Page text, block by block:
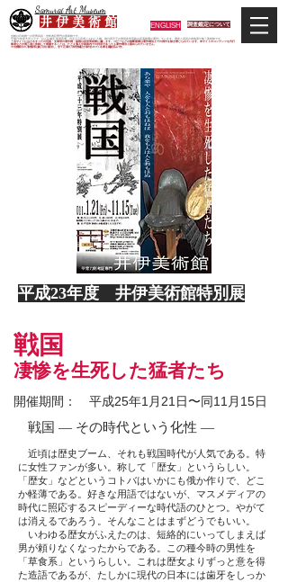
Samurai Art Museum
井 伊 美 術 館 ENGLISH 調査鑑定について
当館は日本唯一の甲冑武具・史料考証専門の美術館です。
平成29年度大河ドラマ「おんな城主 井伊直虎」の主人公直虎とされた人物、徳川四天王の筆頭井伊直政の直系後裔が運営しています。歴史と武具の本格派が集う美術館です。
＊当サイトにおけるすべての写真・文章等の著作権・版権は井伊美術館に属します。コピーなどの無断複製は著作権法上での例外を除き禁じられています。本サイトのコンテンツを代行
業者などの第三者に依頼して複製することは、たとえ個人や家庭内での利用であっても著作権法上認められていません。
※当館展示の刀剣類等は銃刀法に遵法し、​全て正真の刀剣登録証が添付されている事を確認済みです。
平成23年度 井伊美術館特別展
戦国
凄惨を生死した猛者たち
開催期間： 平成25年1月21日〜同11月15日
戦国 ― その時代という化性 ―
近頃は歴史ブーム、それも戦国時代が人気である。特
に女性ファンが多い。称して「歴女」というらしい。
「歴女」などというコトバはいかにも俄か作りで、どこ
か軽薄である。好きな用語ではないが、マスメディアの
時代に照応するスピーディーな時代語のひとつ。やがて
は消えるであろう。そんなことはまずどうでもいい。
いわゆる歴女がふえたのは、短絡的にいってしまえば
男が頼りなくなったからである。この種今時の男性を
「草食系」というらしい。これは歴女よりずっと意を得
た造語であるが、たしかに現代の日本には歯牙をしっか